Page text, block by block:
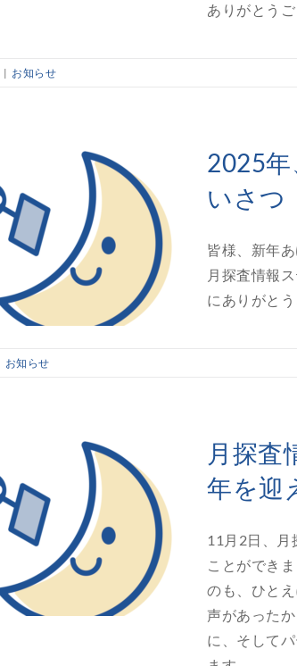
ありがとう
| お知らせ
2025
いさつ
皆様、新年
月探査情報
にありがと
お知らせ
月探査
年を迎
11月2日、月
ことができ
のも、ひと
声があった
に、そして